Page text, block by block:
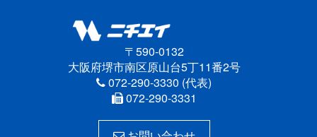
〒590-0132
大阪府堺市南区原山台5丁11番2号
072-290-3330 (代表)
072-290-3331